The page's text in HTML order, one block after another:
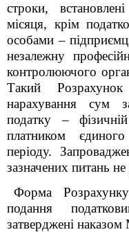
строки,
місяця, крім
особами –
незалежну
контролюючого
Такий
нарахування сум
податку –
платником
періоду.
зазначених питань
Форма
подання
затверджені наказом